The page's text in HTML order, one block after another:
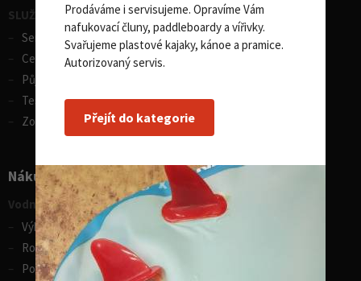
SLUŽBY - zimní sporty
Servis lyží
Celosezonní půjčovna lyží
Půjčovna lyží
Test centrum SPORTEN
Zobrazit vše
Nákupní rádce
Vodní sporty
Výběr pádla na paddleboard
Rozdíly v paddleboardech
Porovnání kánoí Gumotex
Prodáváme i servisujeme. Opravíme Vám
nafukovací čluny, paddleboardy a vířivky.
Svařujeme plastové kajaky, kánoe a pramice.
Autorizovaný servis.
Přejít do kategorie